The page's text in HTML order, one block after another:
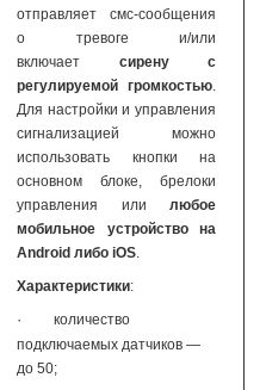
отправляет смс-сообщения
о тревоге и/или
включает
сирену с
регулируемой громкостью
Для настройки и управления
сигнализацией можно
использовать кнопки на
основном блоке, брелоки
управления или
любое
мобильное устройство на
Android либо iOS
Характеристики:
·
количество
подключаемых датчиков —
до 50;